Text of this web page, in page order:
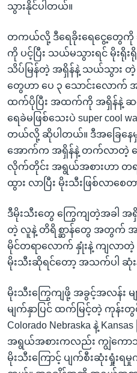
သွားနိုင်ပါတယ်။
တကယ်လို့ ဒီရေခိုးရေငွေ့တွေကို
ကို ပင့်ပြီး သယ်မသွားရင် မိုးရိုး
သိပ်မြန်တဲ့ အရှိန်နဲ့ သယ်သွား တဲ့
တွေဟာ ပေ ၃ သောင်းလောက်
ထက်ပိုပြီး အထက်ကို အရှိန်နဲ့
ရေခဲမဖြစ်သေးပဲ super cool
တယ်လို့ ဆိုပါတယ်။ ဒီအခြေနေ
အောက်က အရှိန်နဲ့ တက်လာတဲ့ ရ
လိုက်တိုင်း အရွယ်အစားဟာ တရစ်
ထွား လာပြီး မိုးသီးဖြစ်လာစေတ
ဒီမိုးသီးတွေ ကြွေကျတဲ့အခါ အ
တဲ့ လူနဲ့ တိရိစ္ဆာန်တွေ အတွက် အ
မိုင်တရာလောက် နှုံးနဲ့ ကျလ
မိုးသီးဆိုရင်တော့ အသက်ပါ ဆုံး
မိုးသီးကြွေကျဖို့ အခွင့်အလန်း မ
မျက်နှာပြင် ထက်မြင့်တဲ့ ကုန်းတွ
Colorado Nebraska နဲ့
အရွယ်အစားကလည်း ကျွဲကေ
မိုးသီးကြောင့် ပျက်စီးဆုံးရှုံး